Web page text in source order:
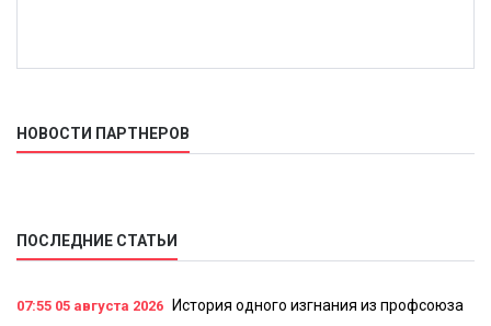
НОВОСТИ ПАРТНЕРОВ
ПОСЛЕДНИЕ СТАТЬИ
07:55 05 августа 2026 История одного изгнания из профсоюза